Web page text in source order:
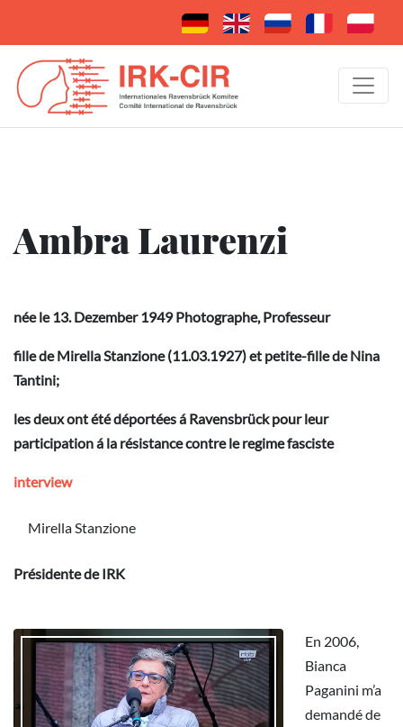
Ambra Laurenzi
née le 13. Dezember 1949 Photographe, Professeur
fille deMirella Stanzione(11.03.1927) et petite-fille de Nina
Tantini;
les deux ont été déportées á Ravensbrück pour leur
participation á la résistance contre le regime fasciste
interview
Mirella Stanzione
Présidente de IRK
En 2006,
Bianca
Paganini m’a
demandé de